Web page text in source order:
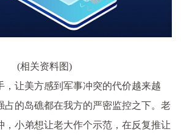
(相关资料图)
，让美方感到军事冲突的代价越来越
占的岛礁都在我方的严密监控之下。老
，小弟想让老大作个示范，在反复推让